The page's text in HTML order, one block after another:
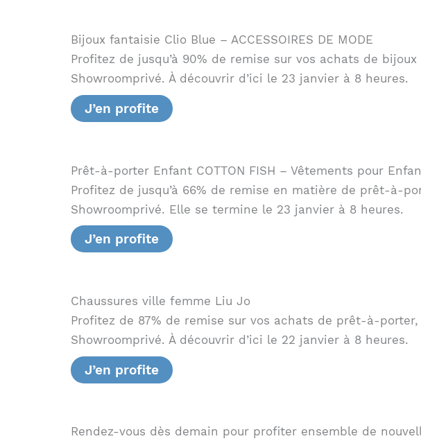
Bijoux fantaisie Clio Blue – ACCESSOIRES DE MODE
Profitez de jusqu’à 90% de remise sur vos achats de
Showroomprivé. À découvrir d’ici le 23 janvier à 8 heures.
J’en profite
Prêt-à-porter Enfant COTTON FISH – Vêtements pour
Profitez de jusqu’à 66% de remise en matière de prêt-à-
Showroomprivé. Elle se termine le 23 janvier à 8 heures.
J’en profite
Chaussures ville femme Liu Jo
Profitez de 87% de remise sur vos achats de prêt-à-
Showroomprivé. À découvrir d’ici le 22 janvier à 8 heures.
J’en profite
Rendez-vous dès demain pour profiter ensemble de